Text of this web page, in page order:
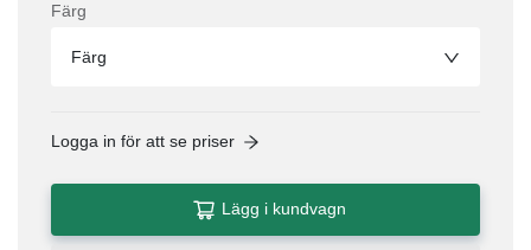
Färg
Färg
Logga in för att se priser
Lägg i kundvagn